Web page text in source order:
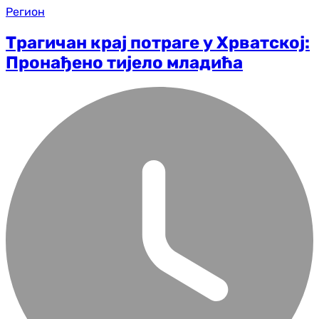
Регион
Трагичан крај потраге у Хрватској:
Пронађено тијело младића